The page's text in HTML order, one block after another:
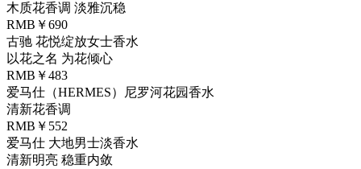
木质花香调 淡雅沉稳
RMB￥690
古驰 花悦绽放女士香水
以花之名 为花倾心
RMB￥483
爱马仕（HERMES）尼罗河花园香水
清新花香调
RMB￥552
爱马仕 大地男士淡香水
清新明亮 稳重内敛